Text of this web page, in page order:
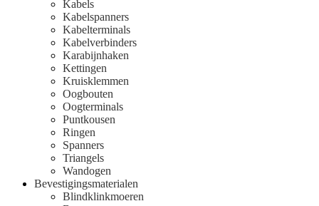
Kabels
Kabelspanners
Kabelterminals
Kabelverbinders
Karabijnhaken
Kettingen
Kruisklemmen
Oogbouten
Oogterminals
Puntkousen
Ringen
Spanners
Triangels
Wandogen
Bevestigingsmaterialen
Blindklinkmoeren